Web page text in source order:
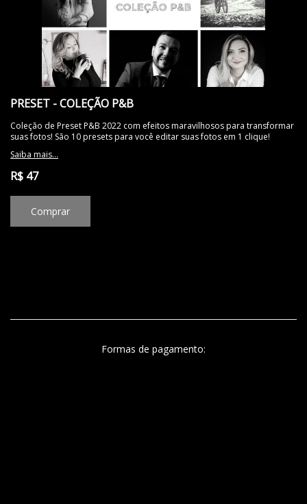
PRESET - COLEÇÃO P&B
Coleção de Preset P&B 2022 com efeitos maravilhosos para transformar
suas fotos! São 10 presets para você editar suas fotos em 1 clique!
Saiba mais...
R$ 47
Comprar
Formas de pagamento: